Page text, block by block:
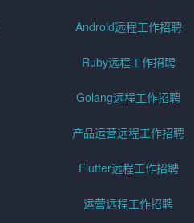
Android远程工作招聘
Ruby远程工作招聘
Golang远程工作招聘
产品运营远程工作招聘
Flutter远程工作招聘
运营远程工作招聘